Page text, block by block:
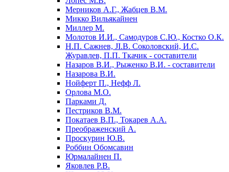
Мерников А.Г., Жабцев В.М.
Микко Вильякайнен
Миллер М.
Молотов И.И., Самодуров С.Ю., Костко О.К.
Н.П. Сажнев, JI.В. Соколовский, И.С.
Журавлев, П.П. Ткачик - составители
Назаров В.И., Рыженко В.И. - составители
Назарова В.И.
Нойферт П., Нефф Л.
Орлова М.О.
Парками Д.
Пестриков В.М.
Покатаев В.П., Токарев А.А.
Преображенский А.
Проскурин Ю.В.
Роббин Обомсавин
Юрмалайнен П.
Яковлев Р.В.